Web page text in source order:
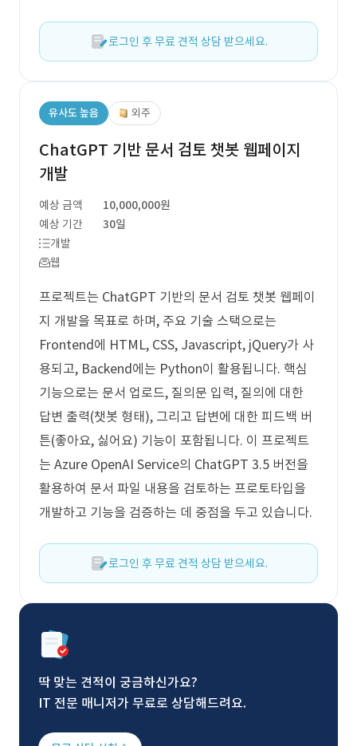
로그인 후 무료 견적 상담 받으세요.
유사도 높음 외주
ChatGPT 기반 문서 검토 챗봇 웹페이지
개발
예상 금액
10,000,000원
예상 기간
30일
개발
웹
프로젝트는 ChatGPT 기반의 문서 검토 챗봇 웹페이
지 개발을 목표로 하며, 주요 기술 스택으로는
Frontend에 HTML, CSS, Javascript, jQuery가 사
용되고, Backend에는 Python이 활용됩니다. 핵심
기능으로는 문서 업로드, 질의문 입력, 질의에 대한
답변 출력(챗봇 형태), 그리고 답변에 대한 피드백 버
튼(좋아요, 싫어요) 기능이 포함됩니다. 이 프로젝트
는 Azure OpenAI Service의 ChatGPT 3.5 버전을
활용하여 문서 파일 내용을 검토하는 프로토타입을
개발하고 기능을 검증하는 데 중점을 두고 있습니다.
로그인 후 무료 견적 상담 받으세요.
딱 맞는 견적이 궁금하신가요?
IT 전문 매니저가 무료로 상담해드려요.